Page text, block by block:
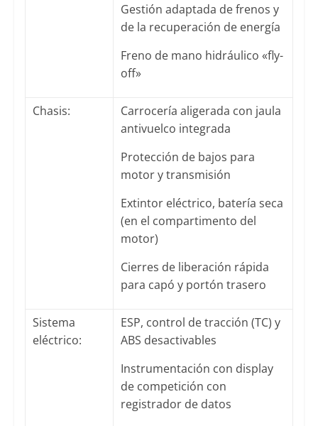
Gestión adaptada de frenos y
de la recuperación de energía
Freno de mano hidráulico «fly-
off»
Chasis:
Carrocería aligerada con jaula
antivuelco integrada
Protección de bajos para
motor y transmisión
Extintor eléctrico, batería seca
(en el compartimento del
motor)
Cierres de liberación rápida
para capó y portón trasero
Sistema
eléctrico:
ESP, control de tracción (TC) y
ABS desactivables
Instrumentación con display
de competición con
registrador de datos